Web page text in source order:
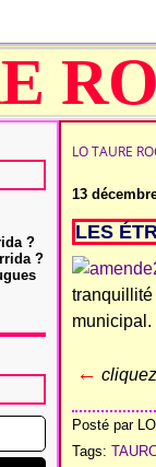
?
?
LO TAURE
13
LES
tranquillité
municipal.
←
Posté par
Tags: